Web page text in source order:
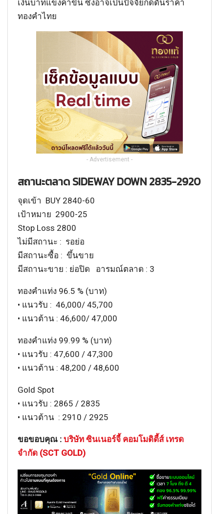
เงินบาทแข็งค่าขึ้น ซึ่งอาจเป็นปัจจัยกดดันราคา
ทองคำไทย
- Advertisement -
สถานะตลาด SIDEWAY DOWN 2835-2920
จุดเข้า BUY 2840-60
เป้าหมาย 2900-25
Stop Loss 2800
ไม่มีสถานะ : รอย่อ
มีสถานะซื้อ : ขึ้นขาย
มีสถานะขาย : ย่อปิด อารมณ์ตลาด : 3
ทองคำแท่ง 96.5 % (บาท)
• แนวรับ : 46,000/ 45,700
• แนวต้าน : 46,600/ 47,000
ทองคำแท่ง 99.99 % (บาท)
• แนวรับ : 47,600 / 47,300
• แนวต้าน : 48,200 / 48,600
Gold Spot
• แนวรับ : 2865 / 2835
• แนวต้าน : 2910 / 2925
ขอขอบคุณ : บริษัท ซินเนอร์จี้ คอมโมดิตี้ส์ เทรด
จำกัด (SCT GOLD)